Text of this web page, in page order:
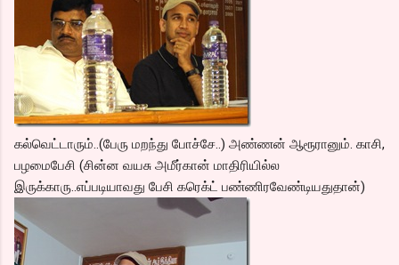
கல்வெட்டாரும்..(பேரு மறந்து போச்சே..) அண்ணன் ஆரூரானும். காசி,
பழமைபேசி (சின்ன வயசு அமீர்கான் மாதிரியில்ல
இருக்காரு..எப்படியாவது பேசி கரெக்ட் பண்ணிரவேண்டியதுதான்)